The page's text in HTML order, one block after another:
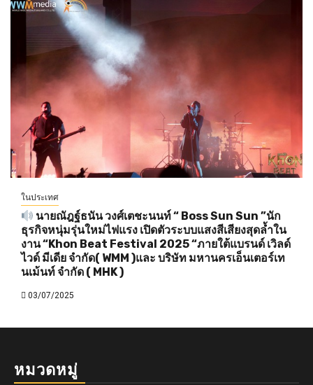
ในประเทศ
นายณัฎฐ์ธนัน วงศ์เตชะนนท์ “ Boss Sun Sun ”นัก
ธุรกิจหนุ่มรุ่นใหม่ไฟแรง เปิดตัวระบบแสงสีเสียงสุดล้ำใน
งาน “Khon Beat Festival 2025 “ภายใต้แบรนด์ เวิลด์
ไวด์ มีเดีย จำกัด( WMM )และ บริษัท มหานครเอ็นเตอร์เท
นเม้นท์ จำกัด ( MHK )
03/07/2025
หมวดหมู่